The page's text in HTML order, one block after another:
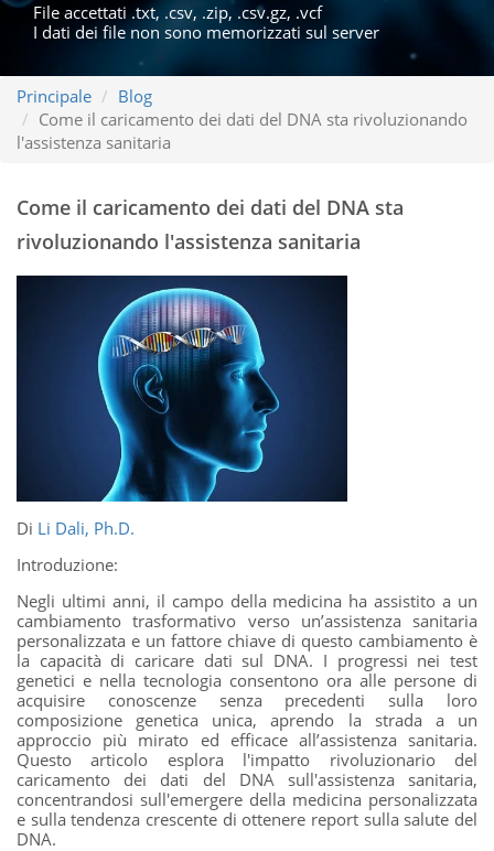
File accettati .txt, .csv, .zip, .csv.gz, .vcf
I dati dei file non sono memorizzati sul server
Principale
Blog
Come il caricamento dei dati del DNA sta rivoluzionando
l'assistenza sanitaria
Come il caricamento dei dati del DNA sta
rivoluzionando l'assistenza sanitaria
Di Li Dali, Ph.D.
Introduzione:
Negli ultimi anni, il campo della medicina ha assistito a un
cambiamento trasformativo verso un’assistenza sanitaria
personalizzata e un fattore chiave di questo cambiamento è
la capacità di caricare dati sul DNA. I progressi nei test
genetici e nella tecnologia consentono ora alle persone di
acquisire conoscenze senza precedenti sulla loro
composizione genetica unica, aprendo la strada a un
approccio più mirato ed efficace all’assistenza sanitaria.
Questo articolo esplora l'impatto rivoluzionario del
caricamento dei dati del DNA sull'assistenza sanitaria,
concentrandosi sull'emergere della medicina personalizzata
e sulla tendenza crescente di ottenere report sulla salute del
DNA.